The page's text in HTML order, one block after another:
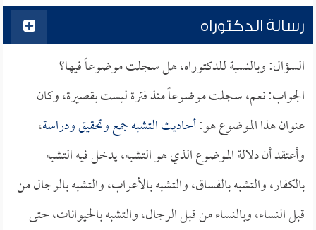
رسالة الدكتوراه
السؤال: وبالنسبة للدكتوراه، هل سجلت موضوعاً فيها؟
الجواب: نعم، سجلت موضوعاً منذ فترة ليست بقصيرة، وكان
عنوان هذا الموضوع هو:أحاديث التشبه جمع وتحقيق ودراسة،
وأعتقد أن دلالة الموضوع الذي هو التشبه، يدخل فيه التشبه
بالكفار، والتشبه بالفساق، والتشبه بالأعراب، والتشبه بالرجال من
قبل النساء، وبالنساء من قبل الرجال، والتشبه بالحيوانات، حتى